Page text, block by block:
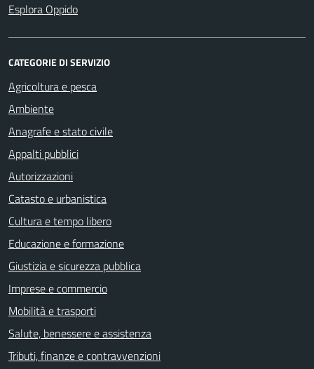
Esplora Oppido
CATEGORIE DI SERVIZIO
Agricoltura e pesca
Ambiente
Anagrafe e stato civile
Appalti pubblici
Autorizzazioni
Catasto e urbanistica
Cultura e tempo libero
Educazione e formazione
Giustizia e sicurezza pubblica
Imprese e commercio
Mobilità e trasporti
Salute, benessere e assistenza
Tributi, finanze e contravvenzioni